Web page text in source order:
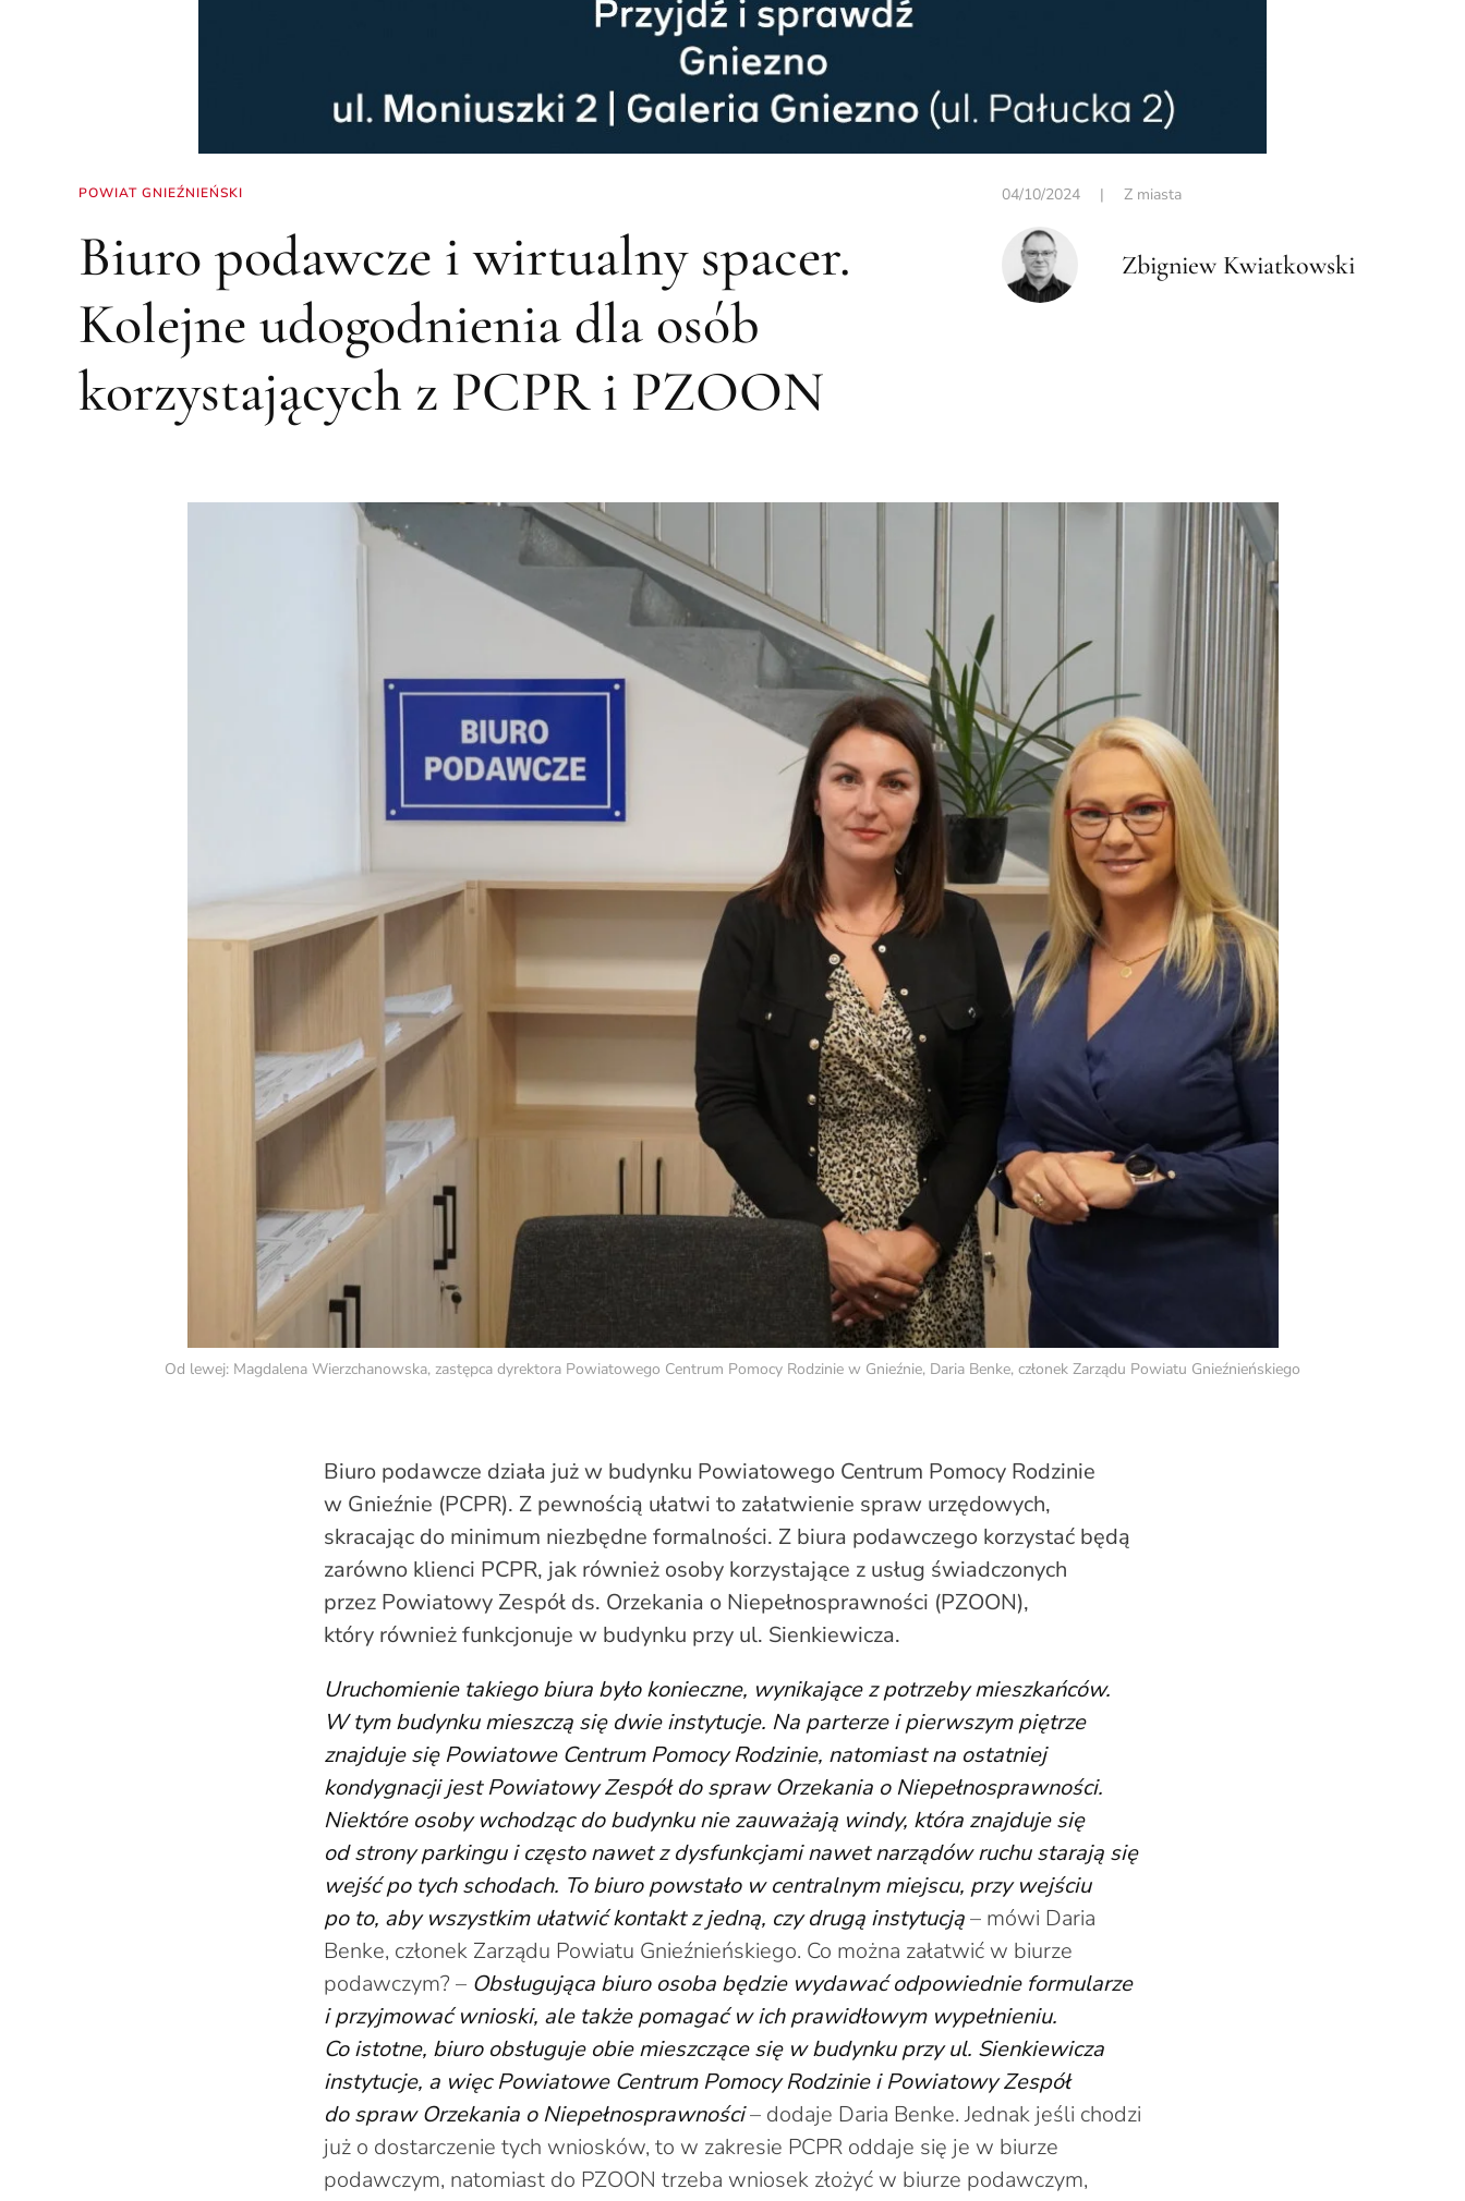
POWIAT GNIEŹNIEŃSKI
Biuro podawcze i wirtualny spacer.
Kolejne udogodnienia dla osób
korzystających z PCPR i PZOON
04/10/2024| Z miasta
Zbigniew Kwiatkowski
Od lewej: Magdalena Wierzchanowska, zastępca dyrektora Powiatowego Centrum Pomocy Rodzinie w Gnieźnie, Daria Benke, członek Zarządu Powiatu Gnieźnieńskiego
Biuro podawcze działa już w budynku Powiatowego Centrum Pomocy Rodzinie
w Gnieźnie (PCPR). Z pewnością ułatwi to załatwienie spraw urzędowych,
skracając do minimum niezbędne formalności. Z biura podawczego korzystać będą
zarówno klienci PCPR, jak również osoby korzystające z usług świadczonych
przez Powiatowy Zespół ds. Orzekania o Niepełnosprawności (PZOON),
który również funkcjonuje w budynku przy ul. Sienkiewicza.
Uruchomienie takiego biura było konieczne, wynikające z potrzeby mieszkańców.
W tym budynku mieszczą się dwie instytucje. Na parterze i pierwszym piętrze
znajduje się Powiatowe Centrum Pomocy Rodzinie, natomiast na ostatniej
kondygnacji jest Powiatowy Zespół do spraw Orzekania o Niepełnosprawności.
Niektóre osoby wchodząc do budynku nie zauważają windy, która znajduje się
od strony parkingu i często nawet z dysfunkcjami nawet narządów ruchu starają się
wejść po tych schodach. To biuro powstało w centralnym miejscu, przy wejściu
po to, aby wszystkim ułatwić kontakt z jedną, czy drugą instytucją– mówi Daria
Benke, członek Zarządu Powiatu Gnieźnieńskiego. Co można załatwić w biurze
podawczym? – Obsługująca biuro osoba będzie wydawać odpowiednie formularze
i przyjmować wnioski, ale także pomagać w ich prawidłowym wypełnieniu.
Co istotne, biuro obsługuje obie mieszczące się w budynku przy ul. Sienkiewicza
instytucje, a więc Powiatowe Centrum Pomocy Rodzinie i Powiatowy Zespół
do spraw Orzekania o Niepełnosprawności– dodaje Daria Benke. Jednak jeśli chodzi
już o dostarczenie tych wniosków, to w zakresie PCPR oddaje się je w biurze
podawczym, natomiast do PZOON trzeba wniosek złożyć w biurze podawczym,